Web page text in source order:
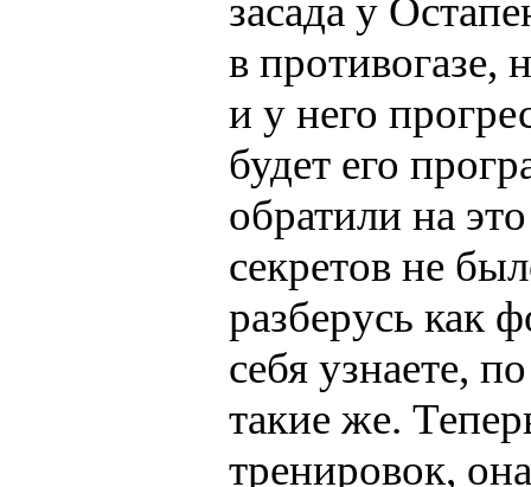
засада у
в противогазе,
и у него
будет его
обратили на
секретов не
разберусь как
себя узнаете,
такие же.
тренировок,